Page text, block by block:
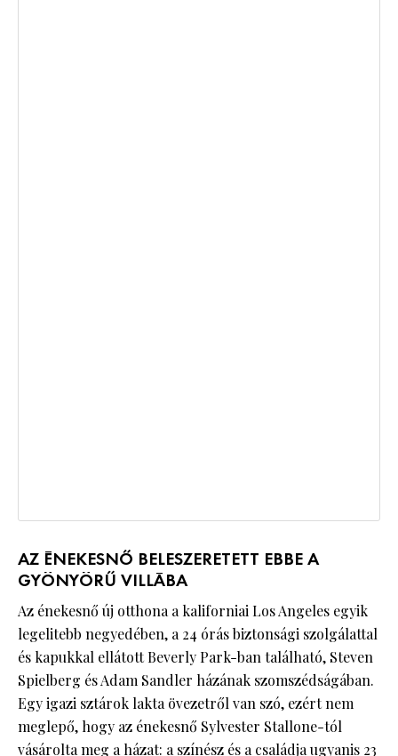
AZ ÉNEKESNŐ BELESZERETETT EBBE A
GYÖNYÖRŰ VILLÁBA
Az énekesnő új otthona a kaliforniai Los Angeles egyik
legelitebb negyedében, a 24 órás biztonsági szolgálattal
és kapukkal ellátott Beverly Park-ban található, Steven
Spielberg és Adam Sandler házának szomszédságában.
Egy igazi sztárok lakta övezetről van szó, ezért nem
meglepő, hogy az énekesnő Sylvester Stallone-tól
vásárolta meg a házat: a színész és a családja ugyanis 23